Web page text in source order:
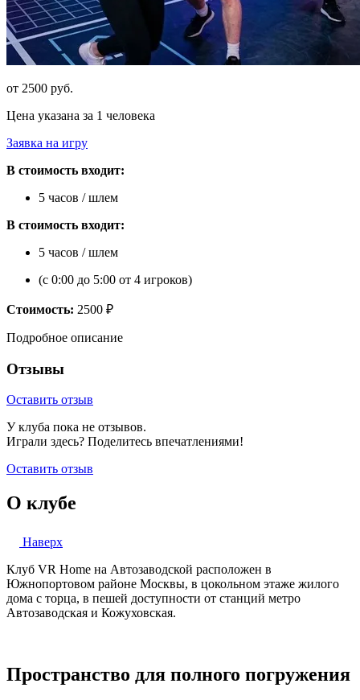
от 2500 руб.
Цена указана за 1 человека
Заявка на игру
В стоимость входит:
5 часов / шлем
В стоимость входит:
5 часов / шлем
(с 0:00 до 5:00 от 4 игроков)
Стоимость: 2500 ₽
Подробное описание
Отзывы
Оставить отзыв
У клуба пока не отзывов.
Играли здесь? Поделитесь впечатлениями!
Оставить отзыв
О клубе
Наверх
Клуб VR Home на Автозаводской расположен в
Южнопортовом районе Москвы, в цокольном этаже жилого
дома с торца, в пешей доступности от станций метро
Автозаводская и Кожуховская.
Пространство для полного погружения